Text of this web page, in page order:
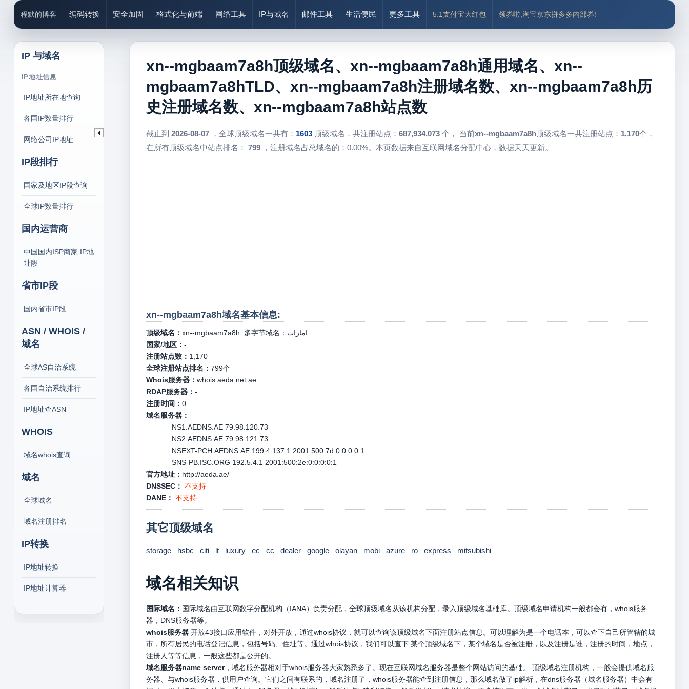
程默的博客 编码转换 安全加固 格式化与前端 网络工具 IP与域名 邮件工具 生活便民 更多工具 5.1支付宝大红包 领券啦,淘宝京东拼多多内部券!
IP 与域名
IP地址信息
IP地址所在地查询
各国IP数量排行
网络公司IP地址
IP段排行
国家及地区IP段查询
全球IP数量排行
国内运营商
中国国内ISP商家 IP地
址段
省市IP段
国内省市IP段
ASN / WHOIS /
域名
全球AS自治系统
各国自治系统排行
IP地址查ASN
WHOIS
域名whois查询
域名
全球域名
域名注册排名
IP转换
IP地址转换
IP地址计算器
xn--mgbaam7a8h顶级域名、xn--mgbaam7a8h通用域名、xn--
mgbaam7a8hTLD、xn--mgbaam7a8h注册域名数、xn--mgbaam7a8h历
史注册域名数、xn--mgbaam7a8h站点数
截止到 2026-08-07，全球顶级域名一共有： 1603 顶级域名，共注册站点： 687,934,073 个， 当前xn--mgbaam7a8h顶级域名一共注册站点： 1,170个，
在所有顶级域名中站点排名： 799，注册域名占总域名的：0.00%。本页数据来自互联网域名分配中心，数据天天更新。
xn--mgbaam7a8h域名基本信息:
顶级域名： xn--mgbaam7a8h 多字节域名： امارات
国家/地区： -
注册站点数： 1,170
全球注册站点排名： 799个
Whois服务器： whois.aeda.net.ae
RDAP服务器： -
注册时间： 0
域名服务器：
NS1.AEDNS.AE 79.98.120.73
NS2.AEDNS.AE 79.98.121.73
NSEXT-PCH.AEDNS.AE 199.4.137.1 2001:500:7d:0:0:0:0:1
SNS-PB.ISC.ORG 192.5.4.1 2001:500:2e:0:0:0:0:1
官方地址： http://aeda.ae/
DNSSEC： 不支持
DANE： 不支持
其它顶级域名
storage hsbc citi lt luxury ec cc dealer google olayan mobi azure ro express mitsubishi
域名相关知识
国际域名： 国际域名由互联网数字分配机构（IANA）负责分配，全球顶级域名从该机构分配，录入顶级域名基础库。顶级域名申请机构一般都会有，whois服务
器，DNS服务器等。
whois服务器开放43接口应用软件，对外开放，通过whois协议，就可以查询该顶级域名下面注册站点信息。可以理解为是一个电话本，可以查下自己所管辖的城
市，所有居民的电话登记信息，包括号码、住址等。通过whois协议，我们可以查下 某个顶级域名下，某个域名是否被注册，以及注册是谁，注册的时间，地点，
注册人等等信息，一般这些都是公开的。
域名服务器name server，域名服务器相对于whois服务器大家熟悉多了。现在互联网域名服务器是整个网站访问的基础。 顶级域名注册机构，一般会提供域名服
务器、与whois服务器，供用户查询。它们之间有联系的，域名注册了，whois服务器能查到注册信息，那么域名做了ip解析，在dns服务器（域名服务器）中会有